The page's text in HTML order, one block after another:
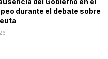
del Gobierno en el
durante el debate sobre